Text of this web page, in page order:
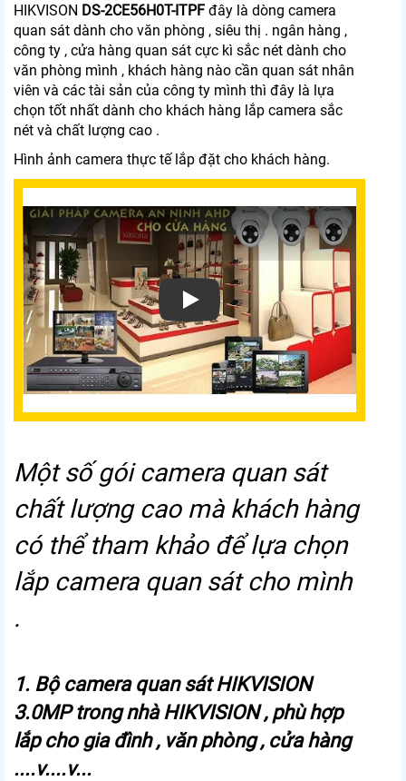
HIKVISON DS-2CE56H0T-ITPF đây là dòng camera
quan sát dành cho văn phòng , siêu thị . ngân hàng ,
công ty , cửa hàng quan sát cực kì sắc nét dành cho
văn phòng mình , khách hàng nào cần quan sát nhân
viên và các tài sản của công ty mình thì đây là lựa
chọn tốt nhất dành cho khách hàng lắp camera sắc
nét và chất lượng cao .
Hình ảnh camera thực tế lắp đặt cho khách hàng.
Một số gói camera quan sát
chất lượng cao mà khách hàng
có thể tham khảo để lựa chọn
lắp camera quan sát cho mình
.
1. Bộ camera quan sát HIKVISION
3.0MP trong nhà HIKVISION , phù hợp
lắp cho gia đình , văn phòng , cửa hàng
....v....v...